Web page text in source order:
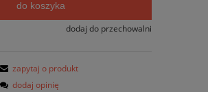
do koszyka
dodaj do przechowalni
zapytaj o produkt
dodaj opinię